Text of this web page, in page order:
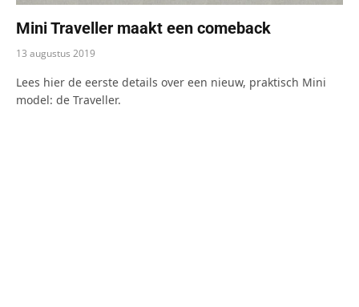
Mini Traveller maakt een comeback
13 augustus 2019
Lees hier de eerste details over een nieuw, praktisch Mini
model: de Traveller.